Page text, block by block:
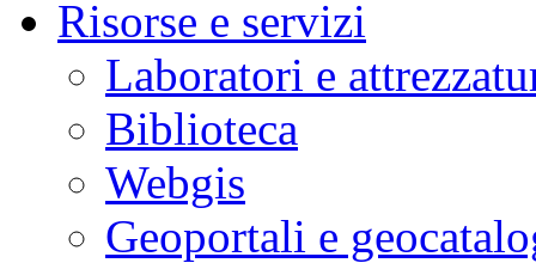
Risorse e servizi
Laboratori e
Biblioteca
Webgis
Geoportali e